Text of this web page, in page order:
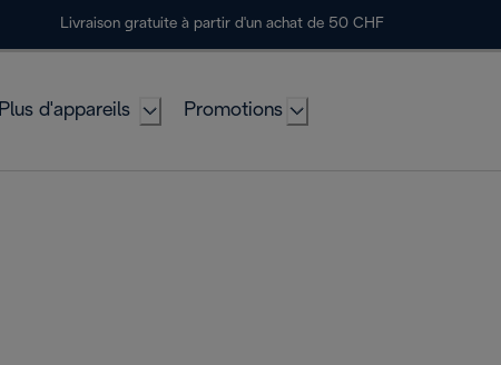
Livraison gratuite à partir d'un achat de 50 CHF
Plus d'appareils Promotions